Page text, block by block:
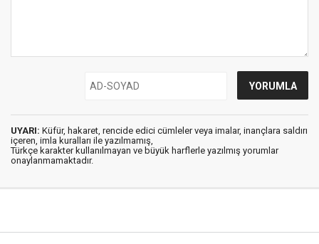
UYARI: Küfür, hakaret, rencide edici cümleler veya imalar, inançlara saldırı
içeren, imla kuralları ile yazılmamış,
Türkçe karakter kullanılmayan ve büyük harflerle yazılmış yorumlar
onaylanmamaktadır.